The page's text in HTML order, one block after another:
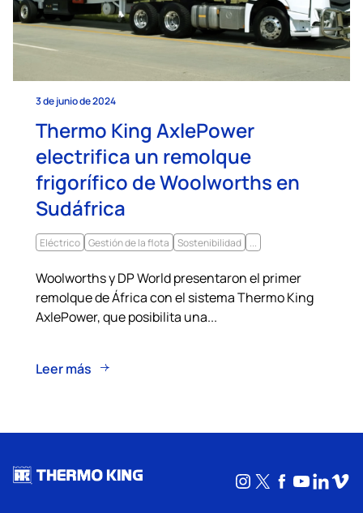
3 de junio de 2024
Thermo King AxlePower
electrifica un remolque
frigorífico de Woolworths en
Sudáfrica
Eléctrico Gestión de la flota Sostenibilidad
Woolworths y DP World presentaron el primer
remolque de África con el sistema Thermo King
AxlePower, que posibilita una...
Leer más
Instagram
X Facebook